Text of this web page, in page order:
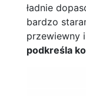
ładnie
bardzo
przewiewny
podkreśla